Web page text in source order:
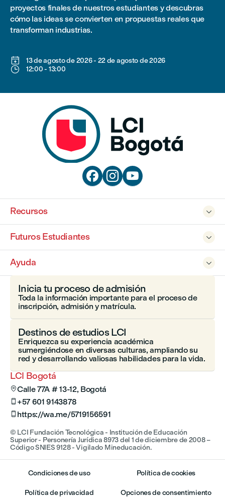
proyectos finales de nuestros estudiantes y descubras
cómo las ideas se convierten en propuestas reales que
transforman industrias.
 13 de agosto de 2026- 22 de agosto de 2026
 12:00- 13:00
  

Recursos

Futuros Estudiantes

Ayuda
LCI Bogotá
Calle 77A # 13-12, Bogotá
 +57 601 9143878
 https://wa.me/5719156591
Inicia tu proceso de admisión
Toda la información importante para el proceso de
inscripción, admisión y matrícula.
Destinos de estudios LCI
Enriquezca su experiencia académica
sumergiéndose en diversas culturas, ampliando su
red y desarrollando valiosas habilidades para la vida.
© LCI Fundación Tecnológica - Institución de Educación
Superior - Personería Jurídica 8973 del 1 de diciembre de 2008 –
Código SNIES 9128 - Vigilado Mineducación.
Condiciones de uso Política de cookies
Política de privacidad Opciones de consentimiento